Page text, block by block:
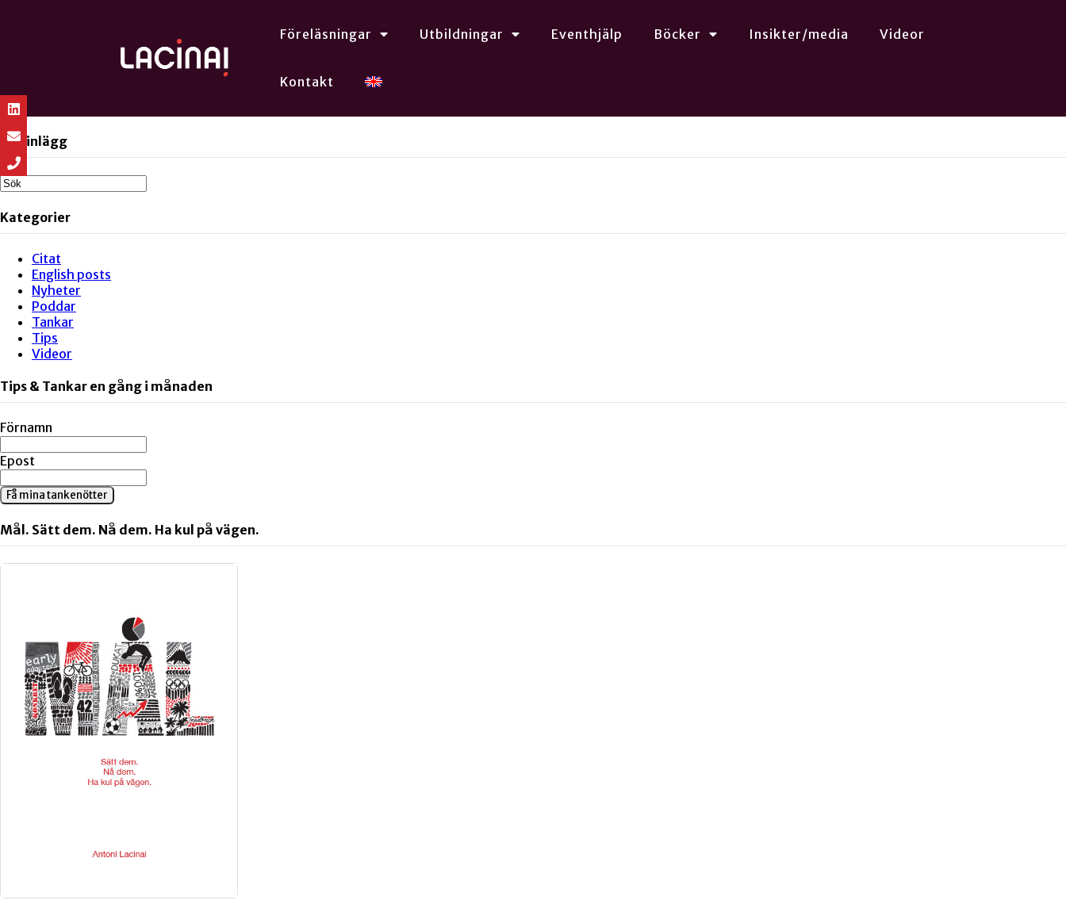
Föreläsningar Utbildningar Eventhjälp Böcker Insikter/media Videor
Kontakt
Sök inlägg
Kategorier
Citat
English posts
Nyheter
Poddar
Tankar
Tips
Videor
Tips & Tankar en gång i månaden
Förnamn
Epost
Få mina tankenötter
Mål. Sätt dem. Nå dem. Ha kul på vägen.